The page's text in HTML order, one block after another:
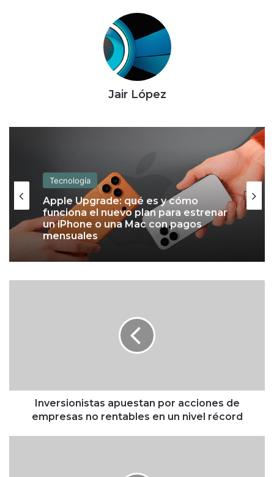
Jair López
Tecnología
Apple Upgrade: qué es y cómo
funciona el nuevo plan para estrenar
un iPhone o una Mac con pagos
mensuales
n
Inversionistas apuestan por acciones de
empresas no rentables en un nivel récord